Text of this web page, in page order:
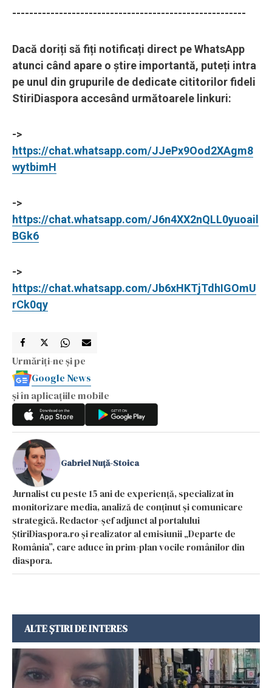
-------------------------------------------------------
Dacă doriți să fiți notificați direct pe WhatsApp
atunci când apare o știre importantă, puteți intra
pe unul din grupurile de dedicate cititorilor fideli
StiriDiaspora accesând următoarele linkuri:
->
https://chat.whatsapp.com/JJePx9Ood2XAgm8
wytbimH
->
https://chat.whatsapp.com/J6n4XX2nQLL0yuoail
BGk6
->
https://chat.whatsapp.com/Jb6xHKTjTdhIGOmU
rCk0qy
Urmăriți-ne și pe
Google News
și în aplicațiile mobile
Gabriel Nuță-Stoica
Jurnalist cu peste 15 ani de experiență, specializat în
monitorizare media, analiză de conținut și comunicare
strategică. Redactor-șef adjunct al portalului
ȘtiriDiaspora.ro și realizator al emisiunii „Departe de
România”, care aduce în prim-plan vocile românilor din
diaspora.
ALTE ȘTIRI DE INTERES